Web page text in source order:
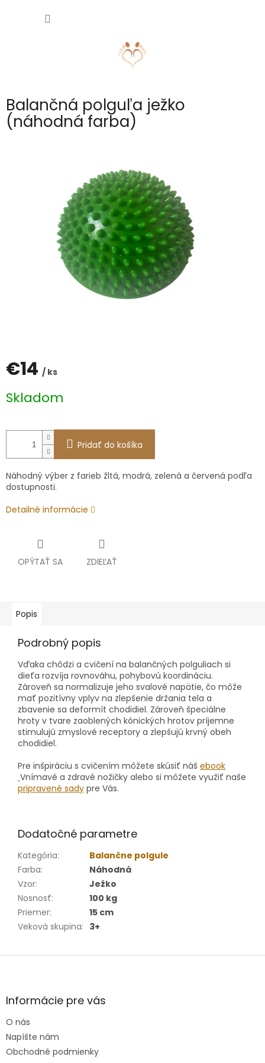
Balančná polguľa ježko
(náhodná farba)
€14 / ks
cena:
Skladom
Pridať do košíka
Náhodný výber z farieb žltá, modrá, zelená a červená podľa
dostupnosti.
Detailné informácie
OPÝTAŤ SA ZDIEĽAŤ
Popis
Podrobný popis
Vďaka chôdzi a cvičení na balančných polguliach si
dieťa rozvíja rovnováhu, pohybovú koordináciu.
Zároveň sa normalizuje jeho svalové napätie, čo môže
mať pozitívny vplyv na zlepšenie držania tela a
zbavenie sa deformít chodidiel. Zároveň špeciálne
hroty v tvare zaoblených kónických hrotov príjemne
stimulujú zmyslové receptory a zlepšujú krvný obeh
chodidiel.
Pre inšpiráciu s cvičením môžete skúsiť náš ebook
Vnímavé a zdravé nožičky alebo si môžete využiť naše
pripravené sady pre Vás.
Dodatočné parametre
Kategória:
Balančne polgule
Farba:
Náhodná
Vzor:
Ježko
Nosnosť:
100 kg
Priemer:
15 cm
Veková skupina: 3+
Z
ä
e
Informácie pre vás
O nás
Napíšte nám
Obchodné podmienky